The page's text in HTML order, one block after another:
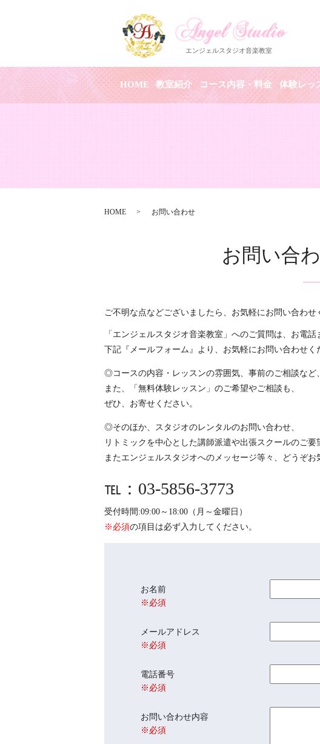
HOME 教室紹介 コース内容・料金 体験レッ
HOME お問い合わせ
お問い合
ご不明な点などございましたら、お気軽にお問い合わせ
「エンジェルスタジオ音楽教室」へのご質問は、お電話
下記『メールフォーム』より、お気軽にお問い合わせく
◎コースの内容・レッスンの雰囲気、事前のご相談など
また、「無料体験レッスン」のご希望やご相談も、
ぜひ、お寄せください。
◎そのほか、スタジオのレンタルのお問い合わせ、
リトミックを中心とした講師派遣や出張スクールのご要
またエンジェルスタジオへのメッセージ等々、どうぞお
℡：03-5856-3773
受付時間:09:00～18:00（月～金曜日）
※必須の項目は必ず入力してください。
お名前
※必須
メールアドレス
※必須
電話番号
※必須
お問い合わせ内容
※必須